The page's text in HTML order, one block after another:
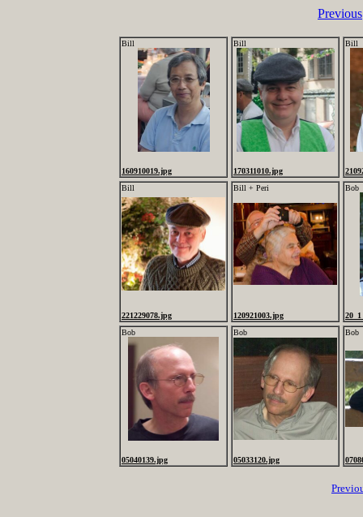
Previous
Bill
160910019.jpg
Bill
170311010.jpg
Bill
Bill
221229078.jpg
Bill + Peri
120921003.jpg
Bob
Bob
05040139.jpg
Bob
05033120.jpg
Bob